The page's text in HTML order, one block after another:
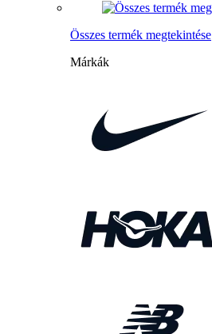
Összes termék megtekintése
Márkák